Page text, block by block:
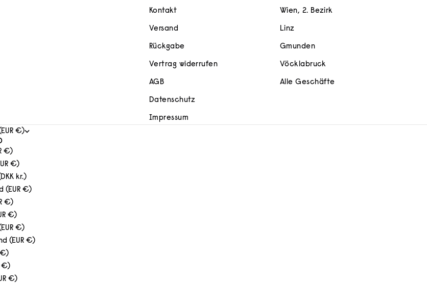
Kontakt
Versand
Rückgabe
Vertrag widerrufen
AGB
Datenschutz
Impressum
Wien, 2. Bezirk
Linz
Gmunden
Vöcklabruck
Alle Geschäfte
€)
€)
€)
kr.)
(EUR €)
€)
€)
€)
(EUR €)
€)
€)
€)